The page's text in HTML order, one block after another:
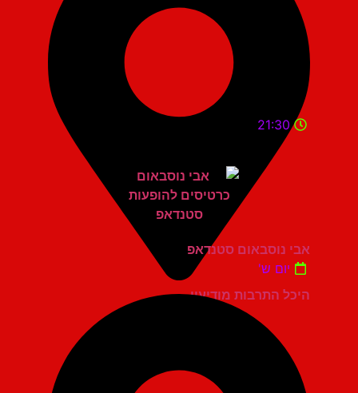
היכל התרבות מודיעין
21:30
אבי נוסבאום סטנדאפ
יום ש'